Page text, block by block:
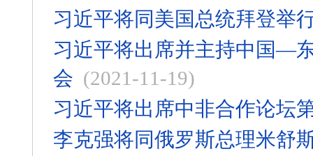
习近平将同美国总统拜登举
习近平将出席并主持中国—
会 (2021-11-19)
习近平将出席中非合作论坛
李克强将同俄罗斯总理米舒